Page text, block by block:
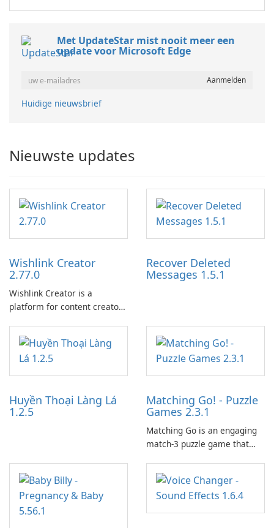
Met UpdateStar mist nooit meer een
update voor Microsoft Edge
Huidige nieuwsbrief
Nieuwste updates
Wishlink Creator
2.77.0
Wishlink Creator is a
platform for content creators
work through built-in brand
partnerships and integrated
tools for content distribution
and audience engagement.
Recover Deleted
Messages 1.5.1
Huyền Thoại Làng Lá
1.2.5
Matching Go! - Puzzle
Games 2.3.1
Matching Go is an engaging
match-3 puzzle game that
and her charming corgi,
Ollie, on an adventurous
journey across diverse
landscapes.